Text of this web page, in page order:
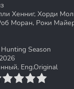
Хенниг, Хорди
Моран, Роки
Hunting Season
Eng.Original